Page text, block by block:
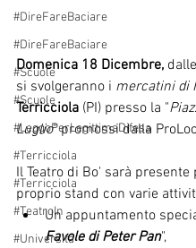
#DireFareBaciare
#DireFareBaciare
#Scuole
#Scuole
#LeggoPerLegittimaDifesa
#Terricciola
#Terricciola
#TeatroIn
#Università
Domenica 18 Dicembre,
si svolgeranno i mercatini di
Terricciola (PI) presso la "
Luglio" promossi dalla
Il Teatro di Bo' sarà presente
proprio stand con varie
Un appuntamento
Favole di Peter Pan",